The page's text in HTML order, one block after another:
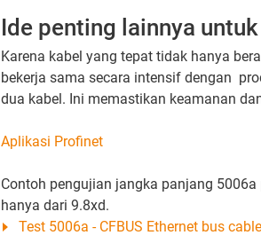
Ide penting lainnya
Karena kabel yang tepat tidak hanya
bekerja sama secara intensif dengan
dua kabel. Ini memastikan keamanan
Aplikasi Profinet
Contoh pengujian jangka panjang
hanya dari 9.8xd.
Test 5006a - CFBUS Ethernet bus cable